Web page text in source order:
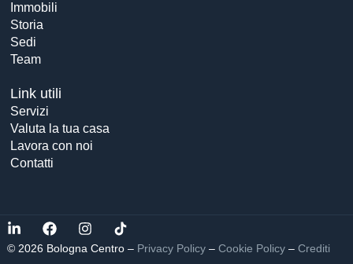
Immobili
Storia
Sedi
Team
Link utili
Servizi
Valuta la tua casa
Lavora con noi
Contatti
© 2026 Bologna Centro – Privacy Policy– Cookie Policy– Crediti